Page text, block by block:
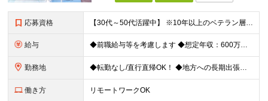
応募資格 【30代～50代活躍中】 ※10年以上のベテラン層や、ブランクがある方も歓迎！ ※1級電気工事施工管理技士、第一種電気工事士などの資格保有者は優遇します。 ・電気設備施工管理の実務経験をお持ちの方
給与 ◆前職給与等を考慮します ◆想定年収：600万円～1200万円 ◆昨年度賞与実績4ヶ月分 月給37万5000円～75万円＋各種手当＋賞与年2回 ※経験・スキル考慮して決定します。 ※別途、諸手当・残
勤務地 ◆転勤なし/直行直帰OK！ ◆地方への長期出張なし ＜首都圏エリア中心で毎日家に帰れます＞ 現場は東京23区、神奈川、千葉、埼玉などの首都圏エリアの案件がメインです。 地方への長期出張や転勤は一切あ
働き方 リモートワークOK